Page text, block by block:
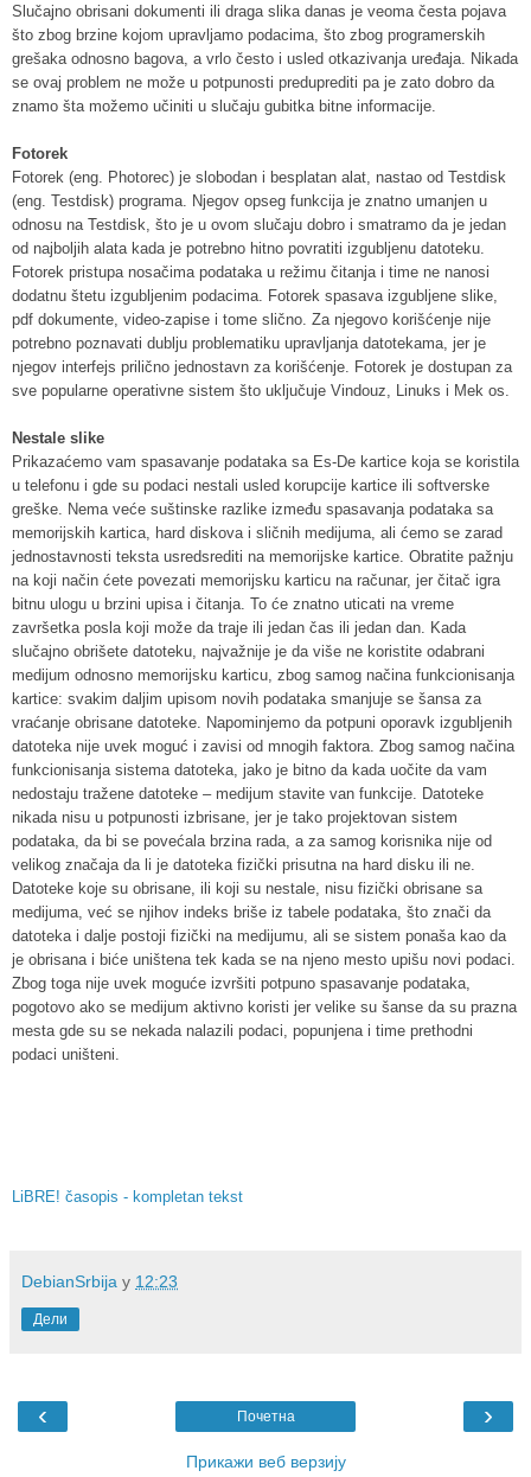
Slučajno obrisani dokumenti ili draga slika danas ​je veoma česta pojava ​
što zbog brzine kojom upravljamo podacima,​ što zbog programerskih
grešaka odnosno bagova,​ a vrlo često i usled otkazivanja uređaja. Nikada
se ovaj problem ne može u potpunosti preduprediti ​pa je zato dobro da
znamo šta možemo učiniti u slučaju gubitka bitne informacije.
Fotorek
Fotorek (eng. Photorec) je slobodan i besplatan alat, nastao od Testdisk
(eng. Testdisk) programa. Njegov opseg funkcija je znatno umanjen u
odnosu na Testdisk, što je u ovom slučaju dobro i smatramo da je jedan
od najboljih alata kada je potrebno hitno povratiti izgubljenu datoteku.
Fotorek pristupa nosačima podataka u režimu čitanja i time ne nanosi
dodatnu štetu izgubljenim podacima. Fotorek spasava izgubljene slike,
pdf dokumente, video-zapise i tome slično. Za njegovo korišćenje nije
potrebno poznavati dublju problematiku upravljanja datotekama, jer je
njegov interfejs prilično jednostavn za korišćenje. Fotorek je dostupan za
sve popularne operativne sistem što uključuje Vindouz, Linuks i Mek os.
Nestale slike
Prikazaćemo vam spasavanje podataka sa Es-De kartice koja se koristila
u telefonu i gde su podaci nestali usled korupcije kartice ili softverske
greške. Nema veće suštinske razlike između spasavanja podataka sa
memorijskih kartica, hard diskova i sličnih medijuma, ali ćemo se zarad
jednostavnosti teksta usredsrediti na memorijske kartice. Obratite pažnju
na koji način ćete povezati memorijsku karticu na računar, jer čitač igra
bitnu ulogu u brzini upisa i čitanja. To će znatno uticati na vreme
završetka posla koji može da traje ili jedan čas ili jedan dan. Kada
slučajno obrišete datoteku, najvažnije je da više ne koristite odabrani
medijum odnosno memorijsku karticu, zbog samog načina funkcionisanja
kartice: svakim daljim upisom novih podataka smanjuje se šansa za
vraćanje obrisane datoteke. Napominjemo da potpuni oporavk izgubljenih
datoteka nije uvek moguć i zavisi od mnogih faktora. Zbog samog načina
funkcionisanja sistema datoteka, jako je bitno da kada uočite da vam
nedostaju tražene datoteke – medijum stavite van funkcije. Datoteke
nikada nisu u potpunosti izbrisane, jer je tako projektovan sistem
podataka, da bi se povećala brzina rada, a za samog korisnika nije od
velikog značaja da li je datoteka fizički prisutna na hard disku ili ne.
Datoteke koje su obrisane, ili koji su nestale, nisu fizički obrisane sa
medijuma, već se njihov indeks briše iz tabele podataka, što znači da
datoteka i dalje postoji fizički na medijumu, ali se sistem ponaša kao da
je obrisana i biće uništena tek kada se na njeno mesto upišu novi podaci.
Zbog toga nije uvek moguće izvršiti potpuno spasavanje podataka,
pogotovo ako se medijum aktivno koristi jer velike su šanse da su prazna
mesta gde su se nekada nalazili podaci, popunjena i time prethodni
podaci uništeni.
LiBRE! časopis - kompletan tekst
DebianSrbija у 12:23
Дели
‹ ›
Почетна
Прикажи веб верзију